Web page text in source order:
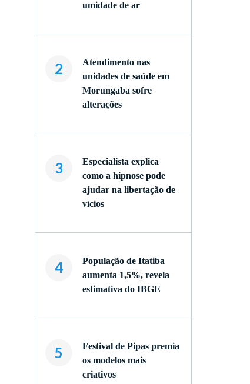
umidade de ar
2
Atendimento nas
unidades de saúde em
Morungaba sofre
alterações
3
Especialista explica
como a hipnose pode
ajudar na libertação de
vícios
4
População de Itatiba
aumenta 1,5%, revela
estimativa do IBGE
5
Festival de Pipas premia
os modelos mais
criativos